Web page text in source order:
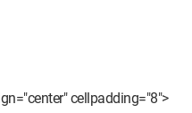
cellpadding="8">